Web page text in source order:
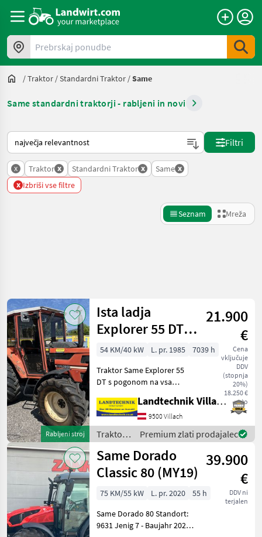
Prebrskaj ponudbe
/Traktor /Standardni Traktor /Same
Same standardni traktorji - rabljeni in novi
Tako je razvrščeno na Landwirt.com
Filtri
x Traktor x Standardni Traktor x Same x
x Izbriši vse filtre
Seznam Mreža
Kategorija 4 Država
TRENUTNA
POT
Kmetijska
tehnika
Traktor
Standardni
Traktor
Same
IZBERITE
KATEGORIJO
Same
John Deere
Ponastavi
Prikaži
rezultatov
Rabljeni stroj
Ista ladja
Explorer 55 DT
LK
21.900
€
Cena
vključuje
DDV
(stopnja
20%)
18.250 €
neto
54 KM/40 kW L. pr. 1985
7039 h
Traktor Same Explorer 55
DT s pogonom na vsa
prezračevanje, radio,
brezstopenjsko nastavljiva
vlečna naprava, 1 x DW, 1 x
EW krmilna enota zad
Landtechnik Villach GmbH
9500 Villach
Traktor /
Same
Premium zlati prodajalec
Same Dorado
Classic 80 (MY19)
39.900
€
DDV ni
terjalen
75 KM/55 kW L. pr. 2020
55 h
Same Dorado 80 Standort:
9631 Jenig 7 - Baujahr 2020